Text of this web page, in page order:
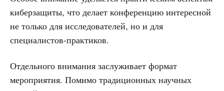
киберзащиты, что делает конференцию интересной
не только для исследователей, но и для
специалистов-практиков.
Отдельного внимания заслуживает формат
мероприятия. Помимо традиционных научных